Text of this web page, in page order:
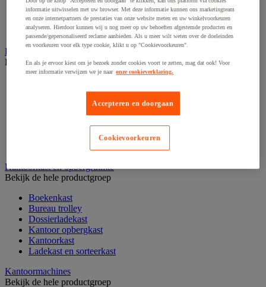
Papier, systeem- en visitekaarten
Schriften, notitieblokken en memoblaadjes
Schrijfwaren
Kantoordecoratie
Bekijk de hele productgroep
Kunstplant voor kantoor
Lijst- en ophangsysteem
Kantoorkast en opbergruimte
Bekijk de hele productgroep
Boekenkast
Bureau trolley
Dossierladekast
Kantoor opbergkast
Kantoorkast
Ladekast en sorteerkast
Kantoormachines
Bekijk de hele productgroep
informatie uitwisselen met uw browser. Met deze informatie kunnen ons marketingteam
en onze internetpartners de prestaties van onze website meten en uw winkelvoorkeuren
analyseren. Hierdoor kunnen wij u nog meer op uw behoeften afgestemde producten en
passende/gepersonaliseerd reclame aanbieden. Als u meer wilt weten over de doeleinden
en voorkeuren voor elk type cookie, klikt u op "Cookievoorkeuren".
En als je ervoor kiest om je bezoek zonder cookies voort te zetten, mag dat ook! Voor
meer informatie verwijzen we je naar onze cookieverklaring.
Accepteren en doorgaan
Cookievoorkeuren